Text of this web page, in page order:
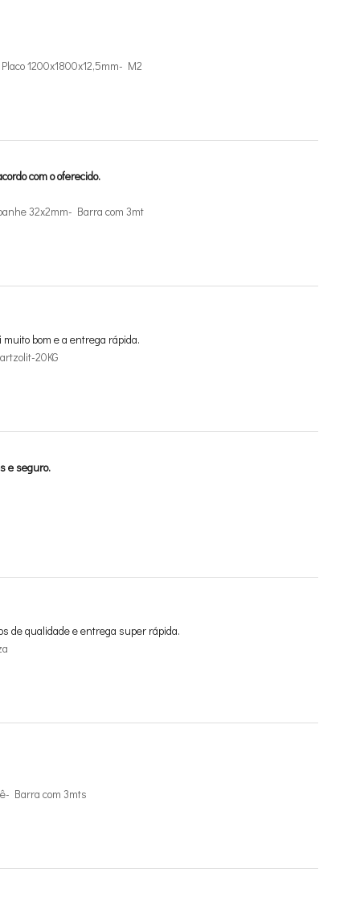
1200x1800x12,5mm- M2
com o oferecido.
32x2mm- Barra com 3mt
bom e a entrega rápida.
20KG
e seguro.
de qualidade e entrega super rápida.
Barra com 3mts